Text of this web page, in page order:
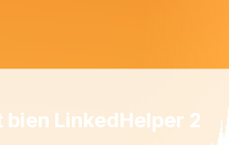
bien LinkedHelper 2